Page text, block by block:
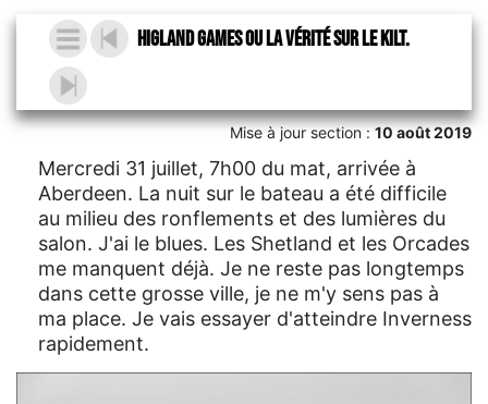
Higland Games ou la vérité sur le kilt.
Mise à jour section :10 août 2019
Mercredi 31 juillet, 7h00 du mat, arrivée à
Aberdeen. La nuit sur le bateau a été difficile
au milieu des ronflements et des lumières du
salon. J'ai le blues. Les Shetland et les Orcades
me manquent déjà. Je ne reste pas longtemps
dans cette grosse ville, je ne m'y sens pas à
ma place. Je vais essayer d'atteindre Inverness
rapidement.